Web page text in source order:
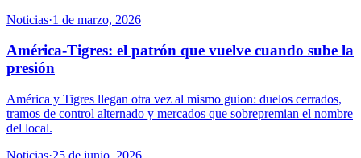
Noticias·1 de marzo, 2026
América-Tigres: el patrón que vuelve cuando sube la
presión
América y Tigres llegan otra vez al mismo guion: duelos cerrados,
tramos de control alternado y mercados que sobrepremian el nombre
del local.